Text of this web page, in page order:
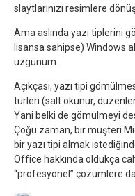
slaytlarınızı resimlere
Ama aslında yazı tiplerini
lisansa sahipse) Windows
üzgünüm.
Açıkçası, yazı tipi
türleri (salt okunur,
Yani belki de gömülmeyi
Çoğu zaman, bir müşteri
bir yazı tipi almak
Office hakkında oldukça
“profesyonel” çözümlere